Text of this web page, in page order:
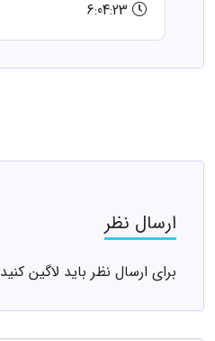
ارسال نظر
برای ارسال نظر باید لاگین کنید